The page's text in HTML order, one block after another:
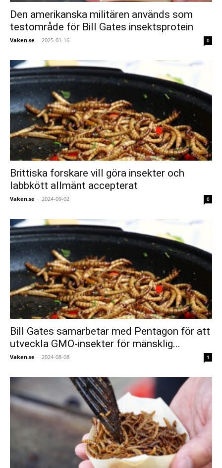
Den amerikanska militären används som
testområde för Bill Gates insektsprotein
Vaken.se - 2025-01-16 0
Brittiska forskare vill göra insekter och
labbkött allmänt accepterat
Vaken.se - 2024-09-02 0
Bill Gates samarbetar med Pentagon för att
utveckla GMO-insekter för mänsklig...
Vaken.se - 2024-08-08 1